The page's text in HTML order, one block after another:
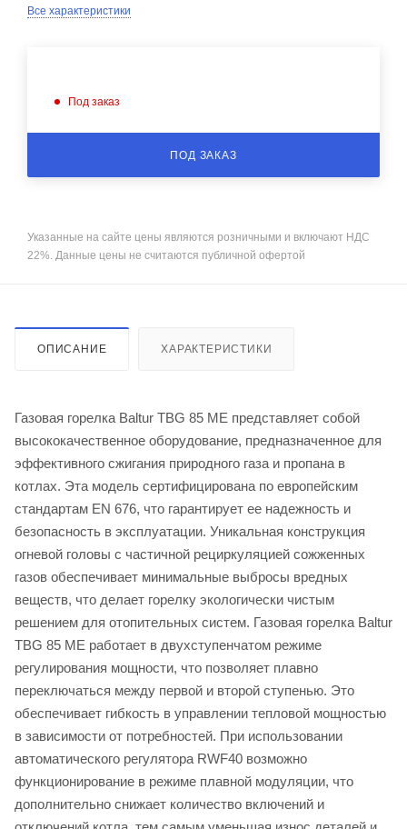
Все характеристики
Под заказ
ПОД ЗАКАЗ
Указанные на сайте цены являются розничными и включают НДС
22%. Данные цены не считаются публичной офертой
ОПИСАНИЕ ХАРАКТЕРИСТИКИ
Газовая горелка Baltur TBG 85 ME представляет собой
высококачественное оборудование, предназначенное для
эффективного сжигания природного газа и пропана в
котлах. Эта модель сертифицирована по европейским
стандартам EN 676, что гарантирует ее надежность и
безопасность в эксплуатации. Уникальная конструкция
огневой головы с частичной рециркуляцией сожженных
газов обеспечивает минимальные выбросы вредных
веществ, что делает горелку экологически чистым
решением для отопительных систем. Газовая горелка Baltur
TBG 85 ME работает в двухступенчатом режиме
регулирования мощности, что позволяет плавно
переключаться между первой и второй ступенью. Это
обеспечивает гибкость в управлении тепловой мощностью
в зависимости от потребностей. При использовании
автоматического регулятора RWF40 возможно
функционирование в режиме плавной модуляции, что
дополнительно снижает количество включений и